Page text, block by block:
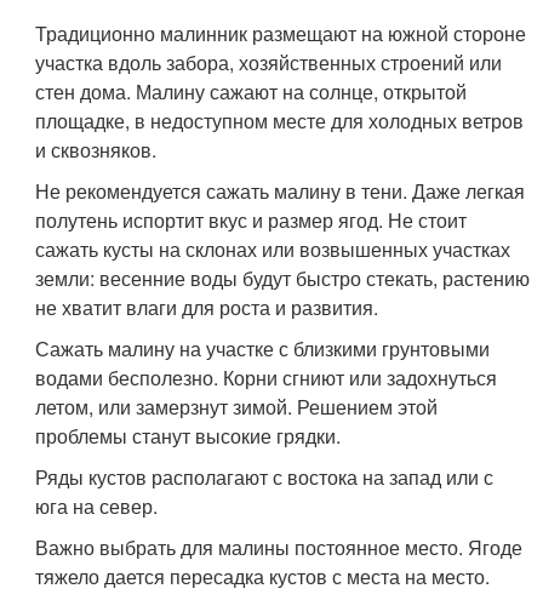
Традиционно малинник размещают на южной стороне
участка вдоль забора, хозяйственных строений или
стен дома. Малину сажают на солнце, открытой
площадке, в недоступном месте для холодных ветров
и сквозняков.
Не рекомендуется сажать малину в тени. Даже легкая
полутень испортит вкус и размер ягод. Не стоит
сажать кусты на склонах или возвышенных участках
земли: весенние воды будут быстро стекать, растению
не хватит влаги для роста и развития.
Сажать малину на участке с близкими грунтовыми
водами бесполезно. Корни сгниют или задохнуться
летом, или замерзнут зимой. Решением этой
проблемы станут высокие грядки.
Ряды кустов располагают с востока на запад или с
юга на север.
Важно выбрать для малины постоянное место. Ягоде
тяжело дается пересадка кустов с места на место.